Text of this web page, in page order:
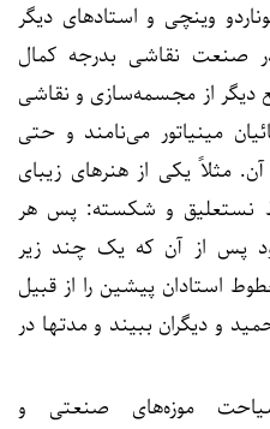
وینچی و استادهای دیگر
صنعت نقاشی بدرجه کمال
از مجسمه‌سازی و نقاشی
مینیاتور می‌نامند و حتی
مثلاً یکی از هنرهای زیبای
نستعلیق و شکسته: پس هر
پس از آن که یک چند زیر
استادان پیشین را از قبیل
و دیگران ببیند و مدتها در
موزه‌های صنعتی و